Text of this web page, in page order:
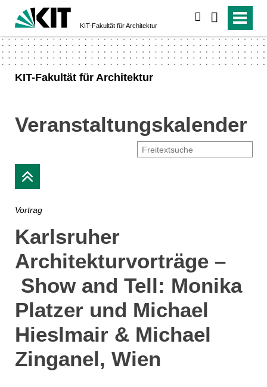
KIT-Fakultät für Architektur
KIT-Fakultät für Architektur
Veranstaltungskalender
Vortrag
Karlsruher
Architekturvorträge –
Show and Tell: Monika
Platzer und Michael
Hieslmair & Michael
Zinganel, Wien